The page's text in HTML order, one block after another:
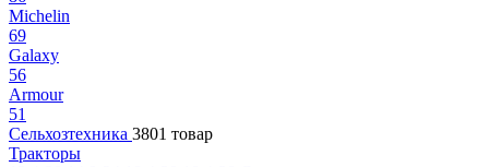
Michelin
69
Galaxy
56
Armour
51
Сельхозтехника 3801 товар
Тракторы